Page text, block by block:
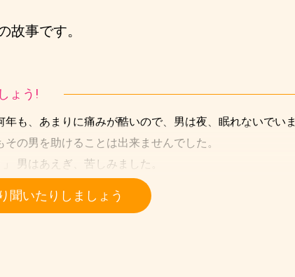
故事です。
ょう!
も、あまりに痛みが酷いので、男は夜、眠れないでいま
の男を助けることは出来ませんでした。
男はあえぎ、苦しみました。
は褒美をやると、町中に使いを送りました。
籠いっぱいの飴を売り歩いていましたが、飴売りはとて
聞いたりしましょう